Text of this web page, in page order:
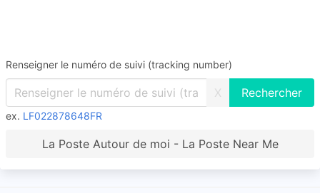
Renseigner le numéro de suivi (tracking number)
X
ex. LF022878648FR
La Poste Autour de moi - La Poste Near Me